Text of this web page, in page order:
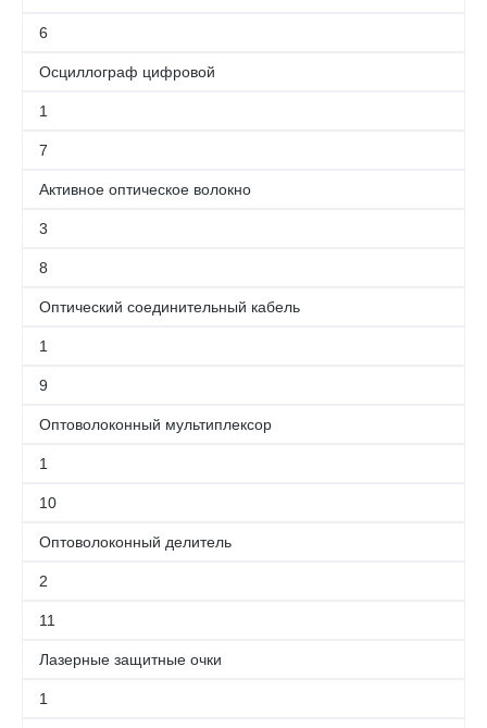
6
Осциллограф цифровой
1
7
Активное оптическое волокно
3
8
Оптический соединительный кабель
1
9
Оптоволоконный мультиплексор
1
10
Оптоволоконный делитель
2
11
Лазерные защитные очки
1